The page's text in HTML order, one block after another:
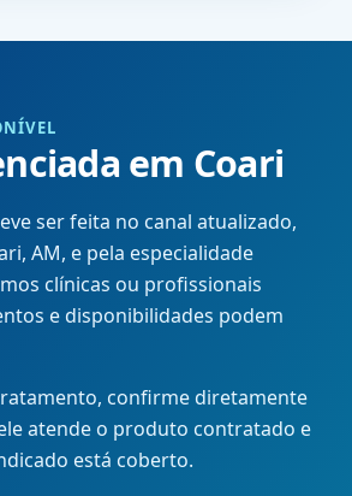
em Coari
ser feita no canal atualizado,
AM, e pela especialidade
clínicas ou profissionais
e disponibilidades podem
confirme diretamente
atende o produto contratado e
está coberto.